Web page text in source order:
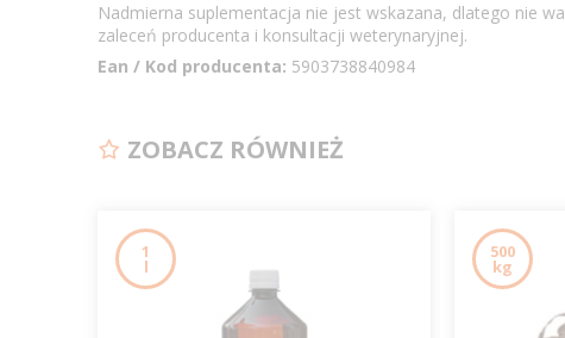
Nadmierna suplementacja nie jest wskazana, dlatego nie
zaleceń producenta i konsultacji weterynaryjnej.
Ean / Kod producenta: 5903738840984
ZOBACZ RÓWNIEŻ
1
l
500
kg